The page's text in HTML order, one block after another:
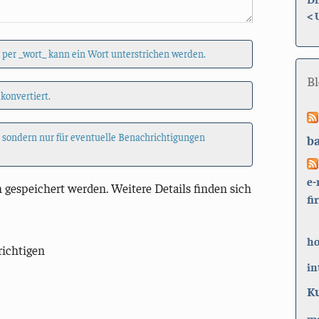
_wort_ kann ein Wort unterstrichen werden.
nur für eventuelle Benachrichtigungen
werden. Weitere Details finden sich
<